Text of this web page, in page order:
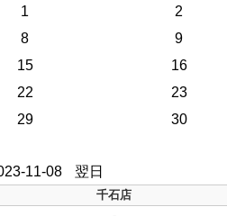
1
2
8 9
15 16
22 23
29 30
11-08 翌日
千石店